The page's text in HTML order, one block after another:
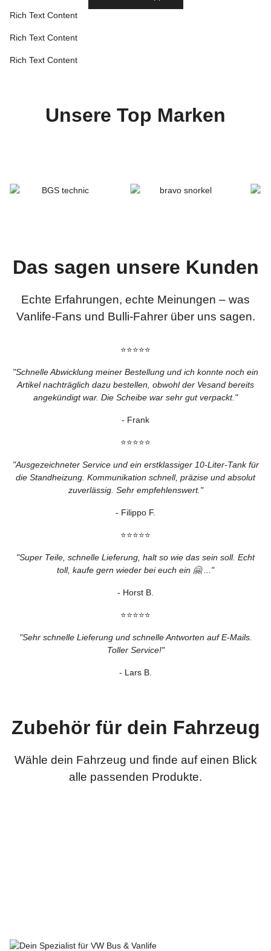
Rich Text Content
Rich Text Content
Rich Text Content
Unsere Top Marken
Das sagen unsere Kunden
Echte Erfahrungen, echte Meinungen – was
Vanlife-Fans und Bulli-Fahrer über uns sagen.
⭐⭐⭐⭐⭐
"Schnelle Abwicklung meiner Bestellung und ich konnte noch ein
Artikel nachträglich dazu bestellen, obwohl der Vesand bereits
angekündigt war. Die Scheibe war sehr gut verpackt."
- Frank
⭐⭐⭐⭐⭐
"Ausgezeichneter Service und ein erstklassiger 10‑Liter‑Tank für
die Standheizung. Kommunikation schnell, präzise und absolut
zuverlässig. Sehr empfehlenswert. "
- Filippo F.
⭐⭐⭐⭐⭐
"Super Teile, schnelle Lieferung, halt so wie das sein soll. Echt
toll, kaufe gern wieder bei euch ein 🤗 ..."
- Horst B.
⭐⭐⭐⭐⭐
"Sehr schnelle Lieferung und schnelle Antworten auf E-Mails.
Toller Service!"
- Lars B.
Zubehör für dein Fahrzeug
Wähle dein Fahrzeug und finde auf einen Blick
alle passenden Produkte.